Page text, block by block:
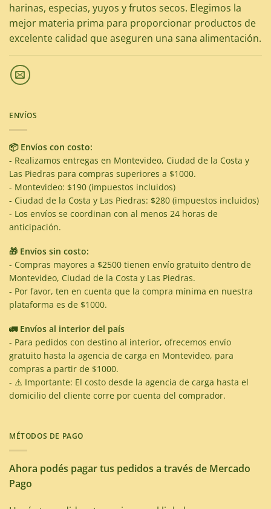
harinas, especias, yuyos y frutos secos. Elegimos la
mejor materia prima para proporcionar productos de
excelente calidad que aseguren una sana alimentación.
ENVÍOS
📦 Envíos con costo:
- Realizamos entregas en Montevideo, Ciudad de la Costa y
Las Piedras para compras superiores a $1000.
- Montevideo: $190 (impuestos incluidos)
- Ciudad de la Costa y Las Piedras: $280 (impuestos incluidos)
- Los envíos se coordinan con al menos 24 horas de
anticipación.
🎁 Envíos sin costo:
- Compras mayores a $2500 tienen envío gratuito dentro de
Montevideo, Ciudad de la Costa y Las Piedras.
- Por favor, ten en cuenta que la compra mínima en nuestra
plataforma es de $1000.
🚛 Envíos al interior del país
- Para pedidos con destino al interior, ofrecemos envío
gratuito hasta la agencia de carga en Montevideo, para
compras a partir de $1000.
- ⚠️ Importante: El costo desde la agencia de carga hasta el
domicilio del cliente corre por cuenta del comprador.
MÉTODOS DE PAGO
Ahora podés pagar tus pedidos a través de Mercado
Pago